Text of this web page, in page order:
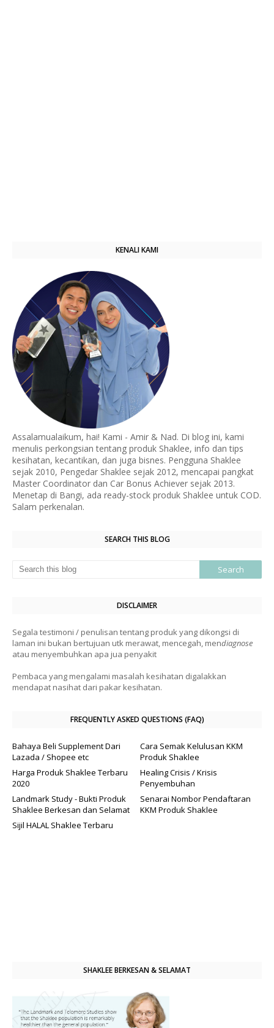
KENALI KAMI
Assalamualaikum, hai! Kami - Amir & Nad. Di blog ini, kami
menulis perkongsian tentang produk Shaklee, info dan tips
kesihatan, kecantikan, dan juga bisnes. Pengguna Shaklee
sejak 2010, Pengedar Shaklee sejak 2012, mencapai pangkat
Master Coordinator dan Car Bonus Achiever sejak 2013.
Menetap di Bangi, ada ready-stock produk Shaklee untuk COD.
Salam perkenalan.
SEARCH THIS BLOG
DISCLAIMER
Segala testimoni / penulisan tentang produk yang dikongsi di
laman ini bukan bertujuan utk merawat, mencegah, mendiagnose
atau menyembuhkan apa jua penyakit
Pembaca yang mengalami masalah kesihatan digalakkan
mendapat nasihat dari pakar kesihatan.
FREQUENTLY ASKED QUESTIONS (FAQ)
Bahaya Beli Supplement Dari
Lazada / Shopee etc
Cara Semak Kelulusan KKM
Produk Shaklee
Harga Produk Shaklee Terbaru
2020
Healing Crisis / Krisis
Penyembuhan
Landmark Study - Bukti Produk
Shaklee Berkesan dan Selamat
Senarai Nombor Pendaftaran
KKM Produk Shaklee
Sijil HALAL Shaklee Terbaru
SHAKLEE BERKESAN & SELAMAT